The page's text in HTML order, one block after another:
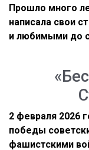
Прошло много
написала свои
и любимыми до
2 февраля 2026
победы
фашистскими